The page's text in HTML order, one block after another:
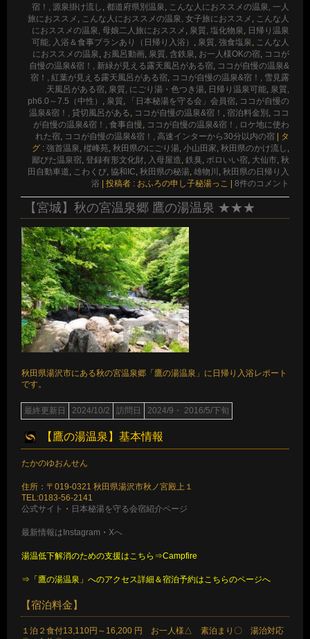
宿！, 源泉掛け流し 都道府県別温泉
こんな人におススメの温泉, 一人
旅におススメ
こんな人におススメの温泉, 女子旅におススメ
こんな人
におススメの温泉, 母娘二人旅におススメ
泉質, 塩化物泉
日帰り温泉
可能, 入浴＆食事プランあり（日帰り入浴）
泉質, 強食塩泉
こんな人
におススメの温泉 お風呂動画 泉質, 含鉄泉 お一人様OKの宿 ココが
自慢の温泉&宿！, 新緑が見える露天風呂がある宿 ココが自慢の温泉&
宿！, 紅葉が見える露天風呂がある宿 ココが自慢の温泉&宿！, 雪見露
天風呂がある宿 泉質, にごり湯・色つき湯 日帰り温泉可能 泉質,
ph6.0～7.5（中性）
泉質 「日本秘湯を守る会」会員宿 ココが自慢の
温泉&宿！, 貸切風呂がある
ココが自慢の温泉&宿！ 宿泊料金別
ココ
が自慢の温泉&宿！, 食事自慢
ココが自慢の温泉&宿！, ロケ地に使わ
れた宿 ココが自慢の温泉&宿！, 高速インターから30分以内の宿 | タ
グ : 強首温泉 樅峰苑 秋田県のにごり湯 小山田家 秋田県のかけ流し
鄙びた温泉宿 登録有形文化財 入母屋造 鉄臭 ボロいい宿 大仙市 秋
田自動車道
こわくび 協和IC 秋田県の秘湯 雄物川
秋田県の日帰り入
浴 | 投稿者 : おふろの申し子秘湯っこ | 8件のコメント
【宮城】秋の宮温泉郷 鷹の湯温泉 ★★★
秋田県湯沢市にある秋の宮温泉郷「鷹の湯温泉」に日帰り入浴レポート
です。
最終更新日 2024/10/2 訪問日 2024/9・ 2016/5/下旬
【鷹の湯温泉】基本情報
たかのゆおんせん
住所：〒019-0321 秋田県湯沢市秋ノ宮殿上１
TEL:0183-56-2141
公式サイト ・ 日本秘湯を守る会宿紹介ページ
最新情報はInstagram ・Xへ
湯温低下解消のための支援はこちら⇒Campfire
⇒「鷹の湯温泉」へのアクセス詳細＆宿泊予約はこちらのページへ
【宿泊料金】
１泊２食付13,110円～16,200 円 お一人様△ 素泊まり〇 湯治対応